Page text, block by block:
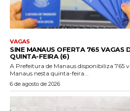
VAGAS
SINE MANAUS OFERTA 765 VAGAS
QUINTA-FEIRA (6)
A Prefeitura de Manaus disponibiliza 765
Manaus nesta quinta-feira...
6 de agosto de 2026